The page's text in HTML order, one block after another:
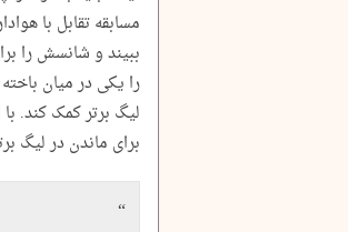
مسابقه تقابل با
ببیند و شانسش را
را یکی در میان
لیگ برتر کمک کند.
برای ماندن در لیگ